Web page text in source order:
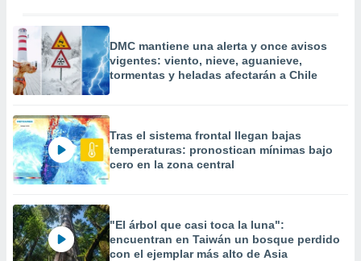
DMC mantiene una alerta y once avisos
vigentes: viento, nieve, aguanieve,
tormentas y heladas afectarán a Chile
Tras el sistema frontal llegan bajas
temperaturas: pronostican mínimas bajo
cero en la zona central
"El árbol que casi toca la luna":
encuentran en Taiwán un bosque perdido
con el ejemplar más alto de Asia